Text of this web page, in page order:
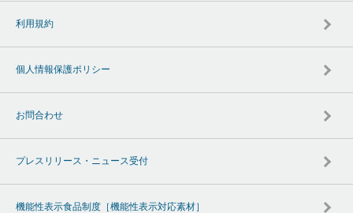
利用規約
個人情報保護ポリシー
お問合わせ
プレスリリース・ニュース受付
機能性表示食品制度［機能性表示対応素材］